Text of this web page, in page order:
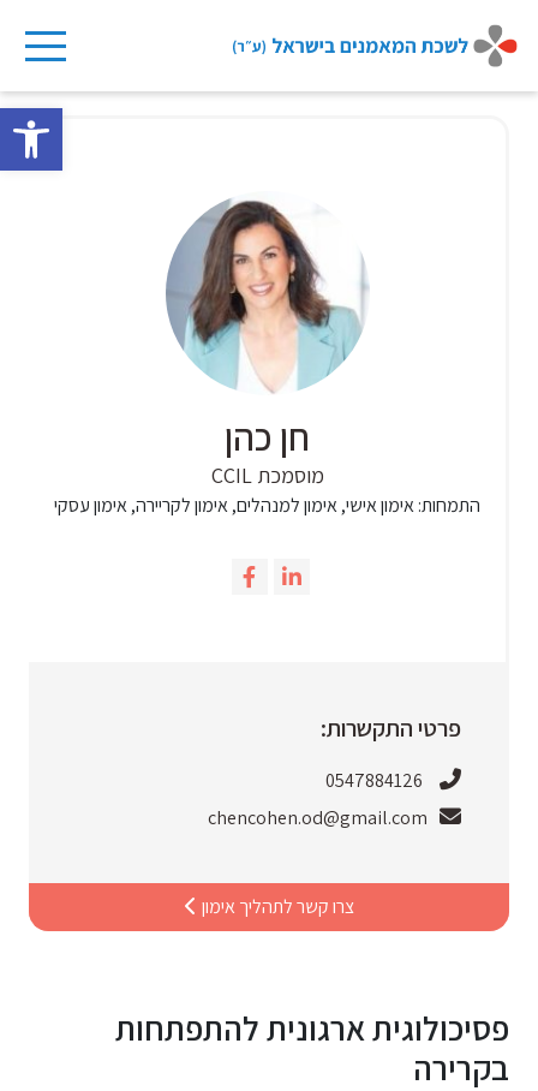
to
חן כהן
מוסמכת CCIL
התמחות:אימון אישי, אימון למנהלים, אימון לקריירה, אימון עסקי
פרטי התקשרות:
0547884126
chencohen.od@gmail.com
צרו קשר לתהליך אימון
פסיכולוגית ארגונית להתפתחות
בקרירה